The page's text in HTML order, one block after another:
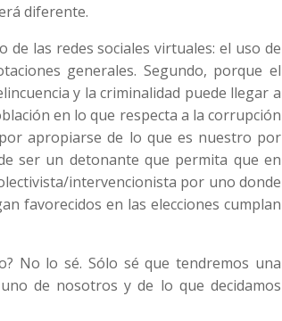
diferente.
las redes sociales virtuales: el uso de
generales. Segundo, porque el
y la criminalidad puede llegar a
en lo que respecta a la corrupción
apropiarse de lo que es nuestro por
ser un detonante que permita que en
intervencionista por uno donde
favorecidos en las elecciones cumplan
No lo sé. Sólo sé que tendremos una
de nosotros y de lo que decidamos